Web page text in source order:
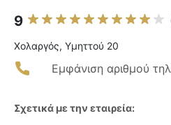
9
Χολαργός, Υμηττού 20
Εμφάνιση αριθμού
Σχετικά με την εταιρεία: